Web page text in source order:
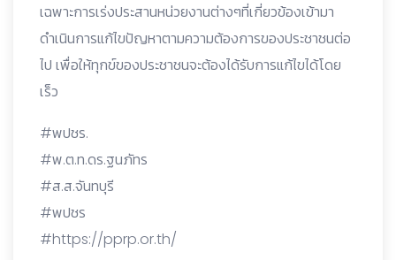
เฉพาะการเร่งประสานหน่วยงานต่างๆที่เกี่ยวข้องเข้ามา
ดำเนินการแก้ไขปัญหาตามความต้องการของประชาชนต่อ
ไป เพื่อให้ทุกข์ของประชาชนจะต้องได้รับการแก้ไขได้โดย
เร็ว
#พปชร.
#พ.ต.ท.ดร.ฐนภัทร
#ส.ส.จันทบุรี
#พปชร
#https://pprp.or.th/